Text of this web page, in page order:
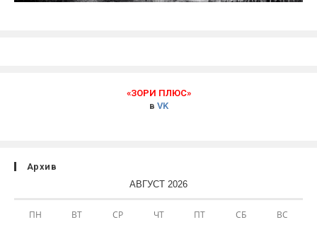
«ЗОРИ ПЛЮС»
в VK
Архив
АВГУСТ 2026
ПН ВТ СР ЧТ ПТ СБ ВС